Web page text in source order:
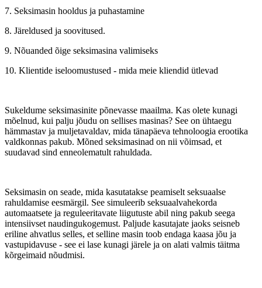
7. Seksimasin hooldus ja puhastamine
8. Järeldused ja soovitused.
9. Nõuanded õige seksimasina valimiseks
10. Klientide iseloomustused - mida meie kliendid ütlevad
Sukeldume seksimasinite põnevasse maailma. Kas olete kunagi
mõelnud, kui palju jõudu on sellises masinas? See on ühtaegu
hämmastav ja muljetavaldav, mida tänapäeva tehnoloogia erootika
valdkonnas pakub. Mõned seksimasinad on nii võimsad, et
suudavad sind enneolematult rahuldada.
Seksimasin on seade, mida kasutatakse peamiselt seksuaalse
rahuldamise eesmärgil. See simuleerib seksuaalvahekorda
automaatsete ja reguleeritavate liigutuste abil ning pakub seega
intensiivset naudingukogemust. Paljude kasutajate jaoks seisneb
eriline ahvatlus selles, et selline masin toob endaga kaasa jõu ja
vastupidavuse - see ei lase kunagi järele ja on alati valmis täitma
kõrgeimaid nõudmisi.